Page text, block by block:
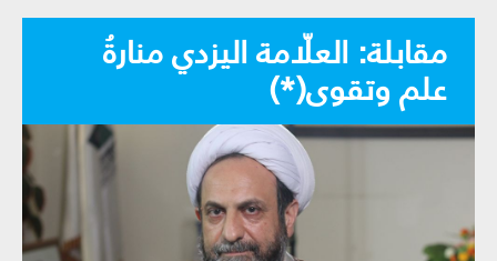
مقابلة: العلّامة اليزدي منارةُ
علم وتقوى(*)